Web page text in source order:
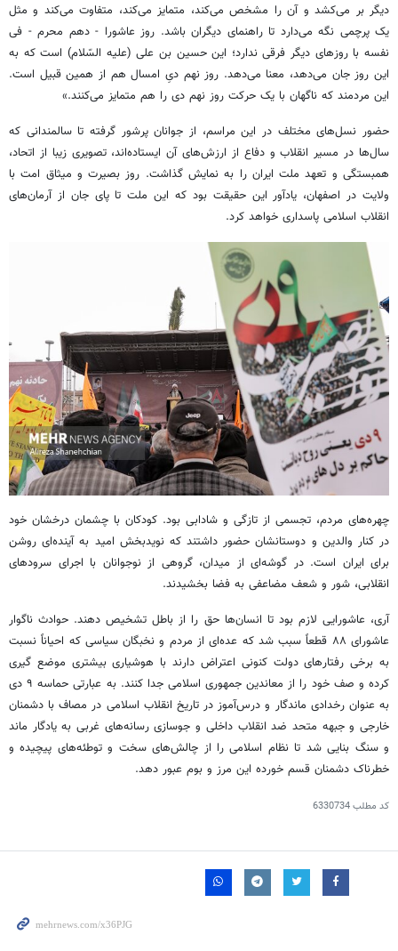
دیگر بر می‌کشد و آن را مشخص می‌کند، متمایز می‌کند، متفاوت می‌کند و مثل
یک پرچمی نگه می‌دارد تا راهنمای دیگران باشد. روز عاشورا - دهم محرم - فی
نفسه با روزهای دیگر فرقی ندارد؛ این حسین بن علی (علیه السّلام) است که به
این روز جان می‌دهد، معنا می‌دهد. روز نهم دیِ امسال هم از همین قبیل است.
این مردمند که ناگهان با یک حرکت روز نهم دی را هم متمایز می‌کنند.»
حضور نسل‌های مختلف در این مراسم، از جوانان پرشور گرفته تا سالمندانی که
سال‌ها در مسیر انقلاب و دفاع از ارزش‌های آن ایستاده‌اند، تصویری زیبا از اتحاد،
همبستگی و تعهد ملت ایران را به نمایش گذاشت. روز بصیرت و میثاق امت با
ولایت در اصفهان، یادآور این حقیقت بود که این ملت تا پای جان از آرمان‌های
انقلاب اسلامی پاسداری خواهد کرد.
چهره‌های مردم، تجسمی از تازگی و شادابی بود. کودکان با چشمان درخشان خود
در کنار والدین و دوستانشان حضور داشتند که نویدبخش امید به آینده‌ای روشن
برای ایران است. در گوشه‌ای از میدان، گروهی از نوجوانان با اجرای سرودهای
انقلابی، شور و شعف مضاعفی به فضا بخشیدند.
آری، عاشورایی لازم بود تا انسان‌ها حق را از باطل تشخیص دهند. حوادث ناگوار
عاشورای ۸۸ قطعاً سبب شد که عده‌ای از مردم و نخبگان سیاسی که احیاناً نسبت
به برخی رفتارهای دولت کنونی اعتراض دارند با هوشیاری بیشتری موضع گیری
کرده و صف خود را از معاندین جمهوری اسلامی جدا کنند. به عبارتی حماسه ۹ دی
به عنوان رخدادی ماندگار و درس‌آموز در تاریخ انقلاب اسلامی در مصاف با دشمنان
خارجی و جبهه متحد ضد انقلاب داخلی و جوسازی رسانه‌های غربی به یادگار ماند
و سنگ بنایی شد تا نظام اسلامی را از چالش‌های سخت و توطئه‌های پیچیده و
خطرناک دشمنان قسم خورده این مرز و بوم عبور دهد.
کد مطلب6330734